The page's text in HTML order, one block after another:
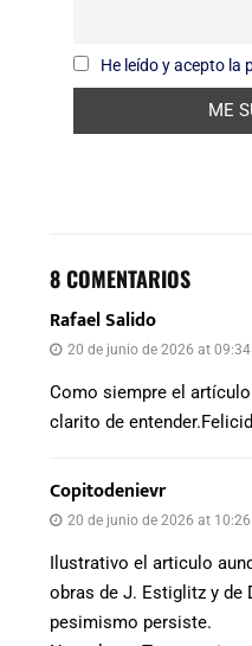
He leído y acepto la
8 COMENTARIOS
Rafael Salido
20 de junio de 2026 at 09:34
Como siempre el
clarito de
Copitodenievr
20 de junio de 2026 at 10:26
Ilustrativo el articulo
obras de J. Estiglitz y de
pesimismo persiste.